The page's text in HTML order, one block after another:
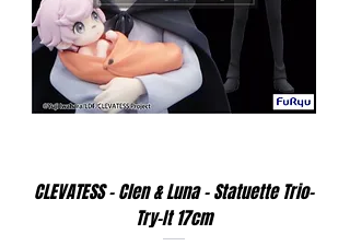
CLEVATESS - Clen & Luna - Statuette Trio-
Try-It 17cm